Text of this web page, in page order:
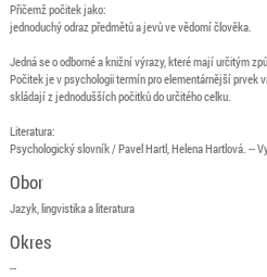
Přičemž počitek jako:
jednoduchý odraz předmětů a jevů ve vědomí člověka.
Jedná se o odborné a knižní výrazy, které mají určitým
Počitek je v psychologii termín pro elementárnější prvek
skládají z jednodušších počitků do určitého celku.
Literatura:
Psychologický slovník / Pavel Hartl, Helena Hartlová. --
Obor
Jazyk, lingvistika a literatura
Okres
--